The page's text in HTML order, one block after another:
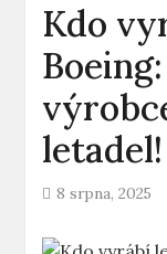
Kdo
letadel!
8 srpna, 2025